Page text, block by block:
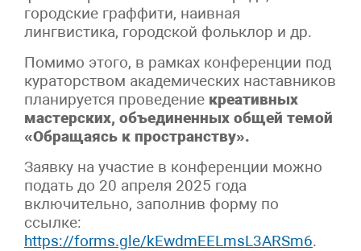
городские граффити, наивная
лингвистика, городской фольклор и др.
Помимо этого, в рамках конференции под
кураторством академических наставников
планируется проведение креативных
мастерских, объединенных общей темой
«Обращаясь к пространству».
Заявку на участие в конференции можно
подать до 20 апреля 2025 года
включительно, заполнив форму по
ссылке:
https://forms.gle/kEwdmEELmsL3ARSm6.